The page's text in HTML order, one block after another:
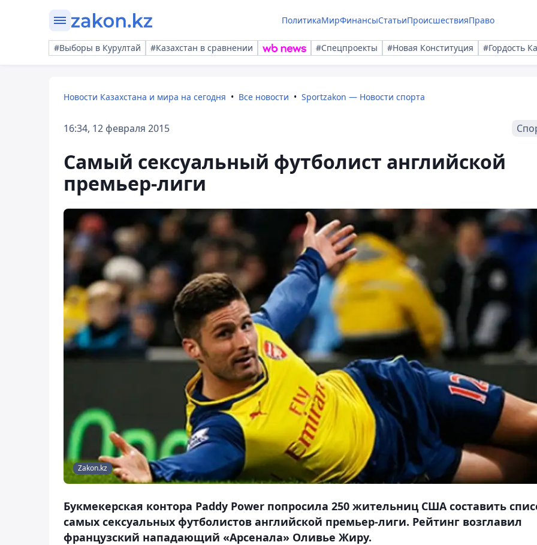
ПолитикаМирФинансыСтатьиПроисшествияПраво
#Выборы в Курултай #Казахстан в сравнении #Спецпроекты #Новая Конституция #Гордость
Новости Казахстана и мира на сегодня Все новости Sportzakon — Новости спорта
16:34, 12 февраля 2015
Самый сексуальный футболист английской
премьер-лиги
Zakon.kz
Букмекерская контора Paddy Power попросила 250 жительниц США составить
самых сексуальных футболистов английской премьер-лиги. Рейтинг возглавил
французский нападающий «Арсенала» Оливье Жиру.